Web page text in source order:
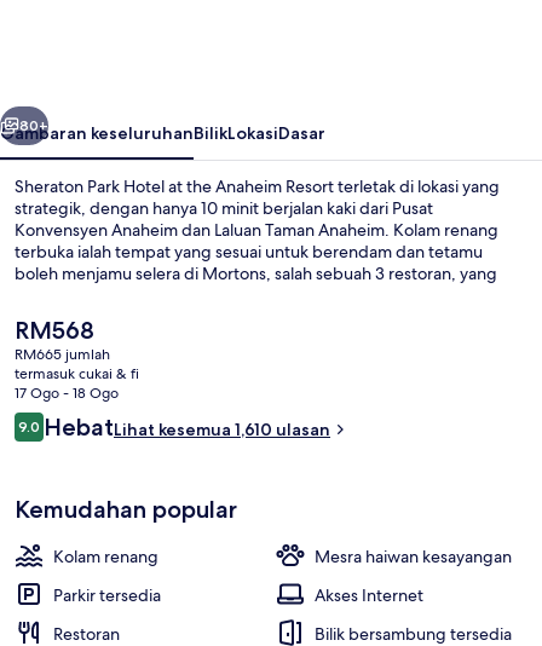
Anaheim
Resort
Seterusnya
80+
Gambaran keseluruhanBilikLokasiDasar
Sheraton Park Hotel at the Anaheim Resort terletak di lokasi yang
strategik, dengan hanya 10 minit berjalan kaki dari Pusat
Konvensyen Anaheim dan Laluan Taman Anaheim. Kolam renang
terbuka ialah tempat yang sesuai untuk berendam dan tetamu
boleh menjamu selera di Mortons, salah sebuah 3 restoran, yang
Sorotan lain termasuk 2 bar/ruang istirahat, bar tepi kolam, dan
pusat kecergasan 24 jam. Kakitangan dan lokasi mendapat pujian
daripada pengembara lain.
Harga
semasa
ialah
RM568
RM568
RM665 jumlah
termasuk cukai & fi
17 Ogo - 18 Ogo
Ulasan
9.09.0 daripada 10
HebatLihat kesemua 1,610 ulasan
Kemudahan popular
Kolam renang
Mesra haiwan kesayangan
Parkir tersedia
Akses Internet
Restoran
Bilik bersambung tersedia